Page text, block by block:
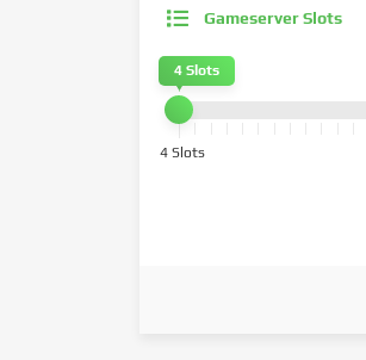
Gameserver Slots
4 Slots
4 Slots